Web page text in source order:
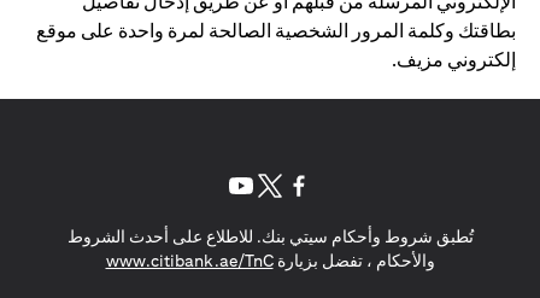
بطاقتك وكلمة المرور الشخصية الصالحة لمرة واحدة على موقع
إلكتروني مزيف.
تُطبق شروط وأحكام سيتي بنك. للاطلاع على أحدث الشروط
والأحكام ، تفضل بزيارةwww.citibank.ae/TnC
(opens in a new tab)